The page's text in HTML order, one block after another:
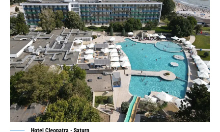
Hotel Cleopatra - Saturn